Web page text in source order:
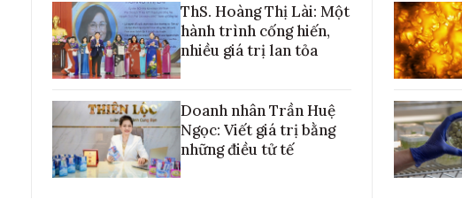
ThS. Hoàng Thị Lài: Một
hành trình cống hiến,
nhiều giá trị lan tỏa
Doanh nhân Trần Huệ
Ngọc: Viết giá trị bằng
những điều tử tế